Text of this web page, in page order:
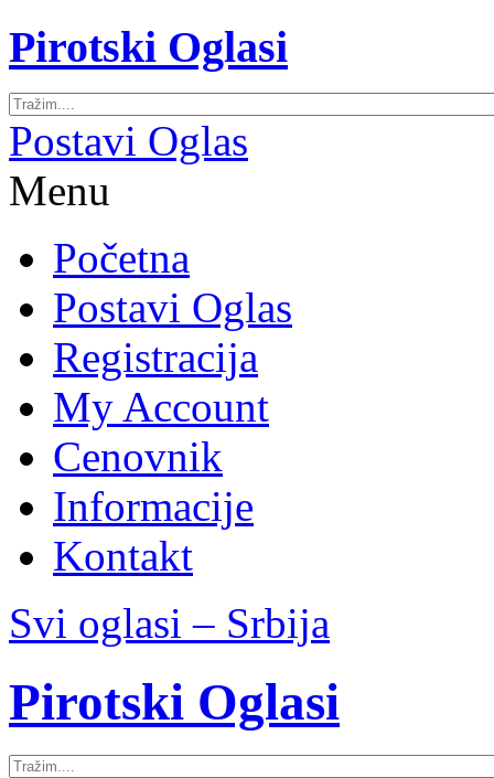
Pirotski Oglasi
Postavi Oglas
Menu
Početna
Postavi Oglas
Registracija
My Account
Cenovnik
Informacije
Kontakt
Svi oglasi – Srbija
Pirotski Oglasi